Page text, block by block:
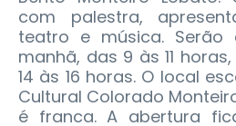
com palestra,
teatro e música. Serão
manhã, das 9 às 11
14 às 16 horas. O local
Cultural Colorado
é franca. A abertura